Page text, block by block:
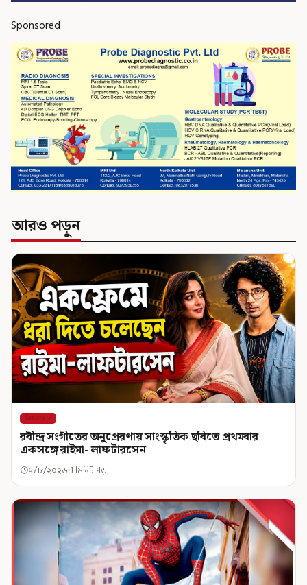
Sponsored
আরও পড়ুন
বিনোদন
রবীন্দ্র সংগীতের অনুপ্রেরণায় সাংস্কৃতিক ছবিতে প্রথমবার
একসঙ্গে রাইমা- লাফটারসেন
৭/৮/২০২৬ 1 মিনিট পড়া